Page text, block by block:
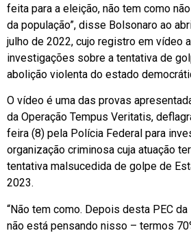
feita para a eleição, não tem como
da população”, disse Bolsonaro ao
julho de 2022, cujo registro em vídeo
investigações sobre a tentativa de
abolição violenta do estado
O vídeo é uma das provas
da Operação Tempus Veritatis,
feira (8) pela Polícia Federal para
organização criminosa cuja atuação
tentativa malsucedida de golpe de
2023.
“Não tem como. Depois desta PEC
não está pensando nisso – termos